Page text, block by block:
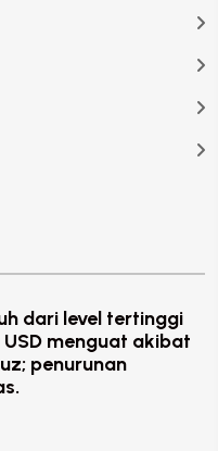
dari level tertinggi
menguat akibat
penurunan